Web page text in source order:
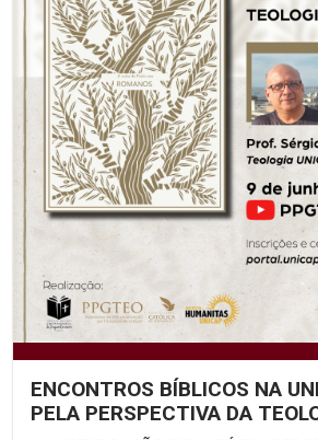
ENCONTROS BÍBLICOS NA
PELA PERSPECTIVA DA